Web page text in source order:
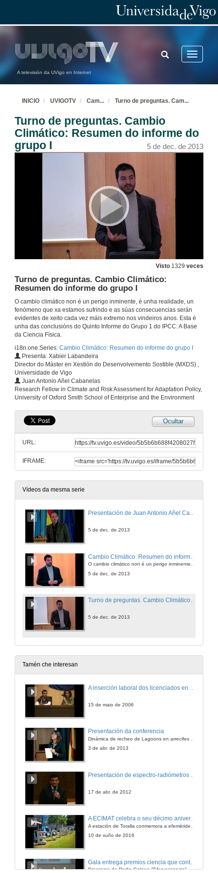
A televisión da UVigo en Internet
Toggle
TOGGLE
SEARCH
INICIO UVIGOTV Cam... Turno de preguntas. Cam...
Turno de preguntas. Cambio
Climático: Resumen do informe do
grupo I
5 de dec. de 2013
Visto 1329 veces
Turno de preguntas. Cambio Climático:
Resumen do informe do grupo I
O cambio climático non é un perigo inminente, é unha realidade, un
fenómeno que xa estamos sufrindo e as súas consecuencias serán
evidentes de xeito cada vez máis extremo nos vindeiros anos. Esta é
unha das conclusións do Quinto Informe do Grupo 1 do IPCC: A Base
da Ciencia Física.
i18n.one.Series: Cambio Climático: Resumen do informe do grupo I
Presenta: Xabier Labandeira
Director do Máster en Xestión do Desenvolvemento Sostible (MXDS) ,
Universidade de Vigo
Juan Antonio Añel Cabanelas
Research Fellow in Climate and Risk Assessment for Adaptation Policy,
University of Oxford Smith School of Enterprise and the Environment
Ocultar
URL:
IFRAME:
Vídeos da mesma serie
Presentación de Juan Antonio Añel Cabanelas
5 de dec. de 2013
O cambio climático non é un perigo inminente, é unha realidade, un fenómeno que xa estamos sufrindo e as súas consecuencias serán evidentes de xeito c
5 de dec. de 2013
Turno de preguntas. Cambio Climático: Resumen do informe do grupo I
5 de dec. de 2013
Tamén che interesan
15 de maio de 2006
Presentación da conferencia
3 de abr. de 2013
17 de abr. de 2012
A ECIMAT celebra o seu décimo aniversario
10 de xuño de 2016
Programa de Radio Galega "Efervescencia"